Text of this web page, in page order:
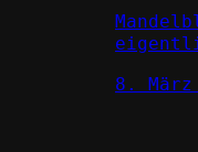
8. März